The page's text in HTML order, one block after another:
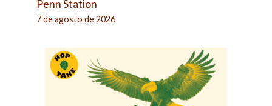
Penn Station
7 de agosto de 2026